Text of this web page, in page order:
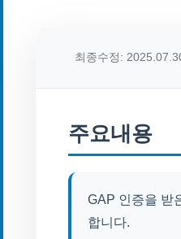
최종수정:
주요내용
GAP 인증을 받
합니다.